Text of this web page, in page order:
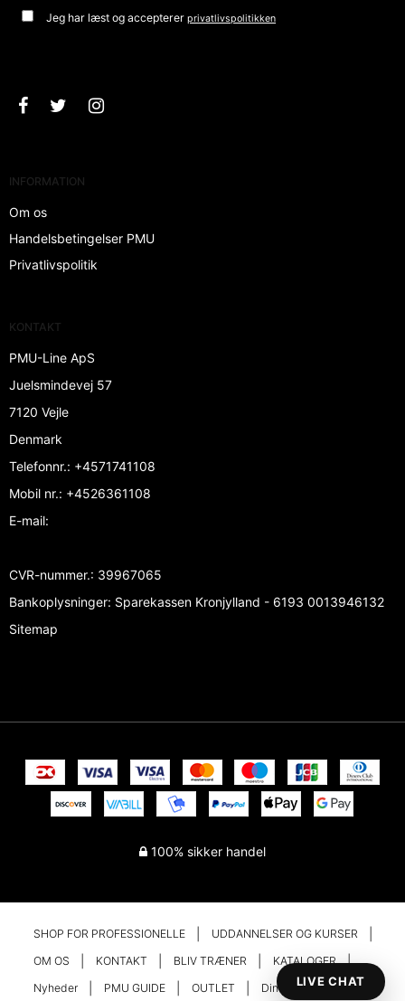
Jeg har læst og acceptererprivatlivspolitikken
INFORMATION
Om os
Handelsbetingelser PMU
Privatlivspolitik
KONTAKT
PMU-Line ApS
Juelsmindevej 57
7120 Vejle
Denmark
Telefonnr.: +4571741108
Mobil nr.: +4526361108
E-mail:
CVR-nummer.: 39967065
Bankoplysninger: Sparekassen Kronjylland - 6193 0013946132
Sitemap
100% sikker handel
SHOP FOR PROFESSIONELLE UDDANNELSER OG KURSER
OM OS KONTAKT BLIV TRÆNER KATALOGER
Nyheder PMU GUIDE OUTLET Din kontoLIVE CHAT